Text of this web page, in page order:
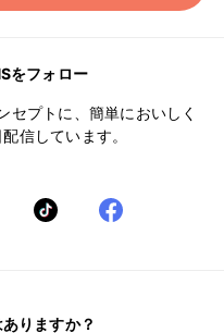
をフォロー
セプトに、簡単においしく
信しています。
りますか？